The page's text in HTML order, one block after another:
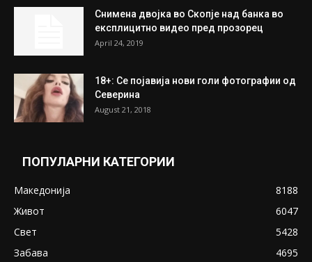
Снимена двојка во Скопје над банка во
експлицитно видео пред прозорец
April 24, 2019
18+: Се појавија нови голи фотографии од
Северина
August 21, 2018
ПОПУЛАРНИ КАТЕГОРИИ
Македонија
8188
Живот
6047
Свет
5428
Забава
4695